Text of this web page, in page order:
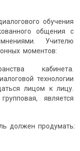
обучения
общения с
Учителю
моментов:
кабинета.
технологии
лицом к лицу.
является
должен продумать: